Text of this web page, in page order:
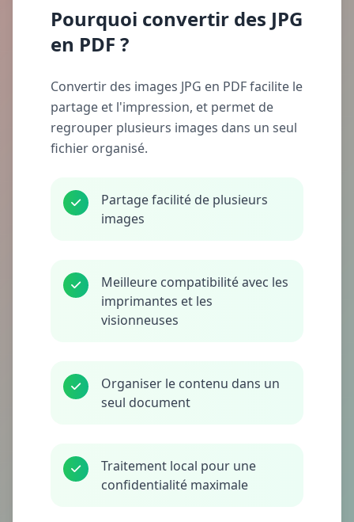
Pourquoi convertir des JPG
en PDF ?
Convertir des images JPG en PDF facilite le
partage et l'impression, et permet de
regrouper plusieurs images dans un seul
fichier organisé.
Partage facilité de plusieurs
images
Meilleure compatibilité avec les
imprimantes et les
visionneuses
Organiser le contenu dans un
seul document
Traitement local pour une
confidentialité maximale